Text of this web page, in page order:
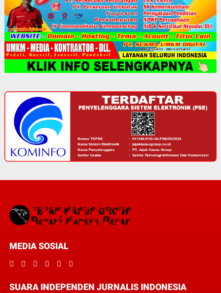
MEDIA SOSIAL
SUARA INDEPENDEN JURNALIS INDONESIA